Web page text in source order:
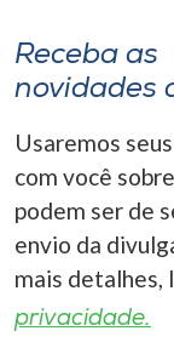
Selecione
o idioma
Receba as
novidades
Usaremos
com você
podem ser de
envio da
mais detalhes,
privacidade.